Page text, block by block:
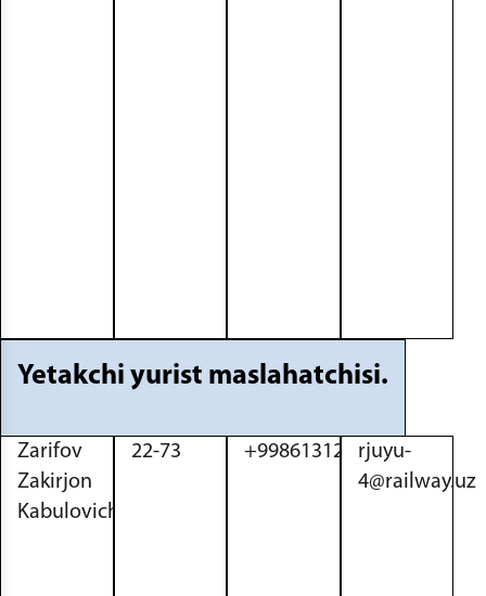
Yetakchi yurist maslahatchisi.
Zarifov
Zakirjon
Kabulovich.
22-73 +998613122943
rjuyu-
4@railway.uz